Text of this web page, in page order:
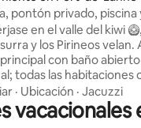
pontón privado, piscina
en el valle del kiwi 🥝, Donde el
y los Pirineos velan.
con baño
todas las habitaciones
impresionantes. Un
al que los propietarios
pueden
· Ubicación · Jacuzzi
vacacionales